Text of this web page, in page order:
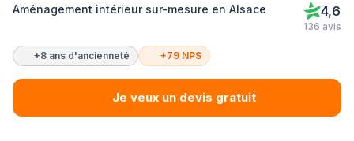
Aménagement intérieur sur-mesure en Alsace 4,6
136 avis
+8 ans d'ancienneté +79 NPS
Je veux un devis gratuit